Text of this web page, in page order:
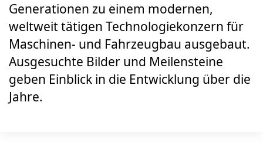
Generationen zu einem modernen,
weltweit tätigen Technologiekonzern für
Maschinen- und Fahrzeugbau ausgebaut.
Ausgesuchte Bilder und Meilensteine
geben Einblick in die Entwicklung über die
Jahre.